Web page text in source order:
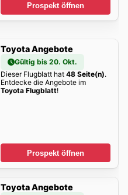
Prospekt öffnen
Toyota Angebote
Gültig bis 20. Okt.
Dieser Flugblatt hat 48 Seite(n).
Entdecke die Angebote im
Toyota Flugblatt!
Prospekt öffnen
Toyota Angebote